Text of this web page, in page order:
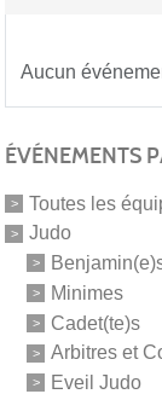
Aucun
ÉVÉNEMENTS
Toutes les
Judo
Minimes
Cadet(te)s
Arbitres et
Eveil Judo